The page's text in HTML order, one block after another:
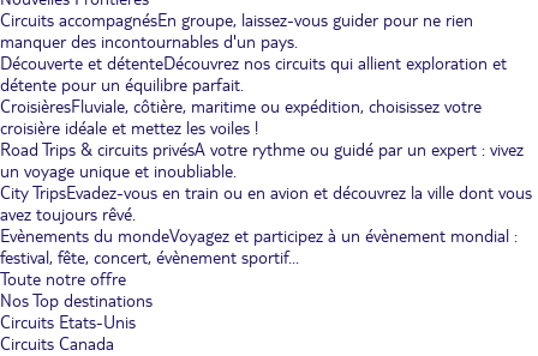
Circuits accompagnésEn groupe, laissez-vous guider pour ne rien
manquer des incontournables d'un pays.
Découverte et détenteDécouvrez nos circuits qui allient exploration et
détente pour un équilibre parfait.
CroisièresFluviale, côtière, maritime ou expédition, choisissez votre
croisière idéale et mettez les voiles !
Road Trips & circuits privésA votre rythme ou guidé par un expert : vivez
un voyage unique et inoubliable.
City TripsEvadez-vous en train ou en avion et découvrez la ville dont vous
avez toujours rêvé.
Evènements du mondeVoyagez et participez à un évènement mondial :
festival, fête, concert, évènement sportif...
Toute notre offre
Nos Top destinations
Circuits Etats-Unis
Circuits Canada